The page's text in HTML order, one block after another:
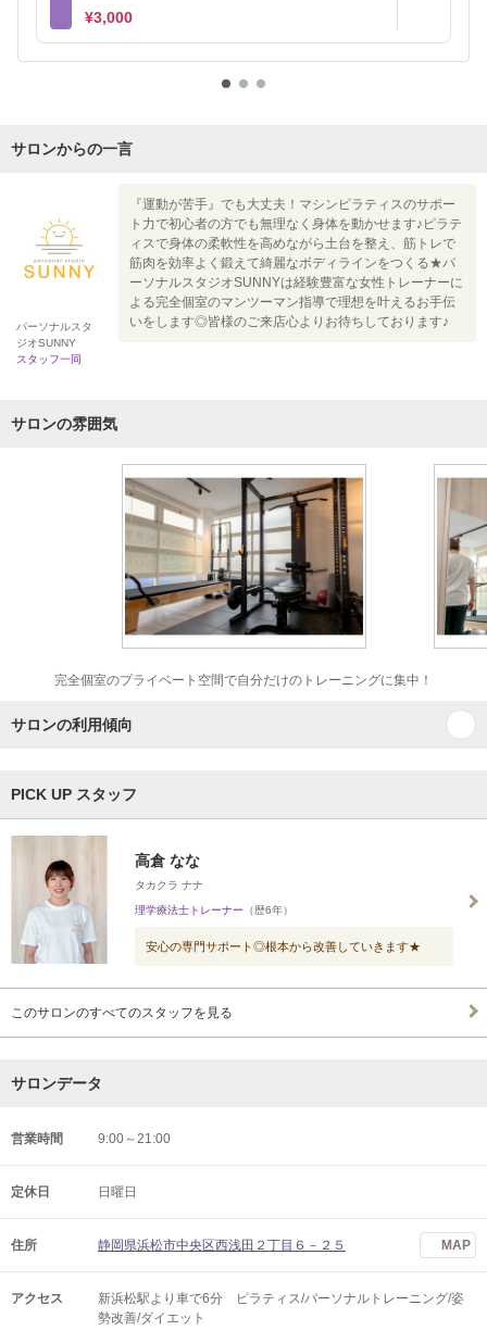
¥3,000
サロンからの一言
パーソナルスタ
ジオSUNNY
スタッフ一同
『運動が苦手』でも大丈夫！マシンピラティスのサポー
ト力で初心者の方でも無理なく身体を動かせます♪ピラテ
ィスで身体の柔軟性を高めながら土台を整え、筋トレで
筋肉を効率よく鍛えて綺麗なボディラインをつくる★パ
ーソナルスタジオSUNNYは経験豊富な女性トレーナーに
よる完全個室のマンツーマン指導で理想を叶えるお手伝
いをします◎皆様のご来店心よりお待ちしております♪
サロンの雰囲気
完全個室のプライベート空間で自分だけのトレーニングに集中！
サロンの利用傾向
PICK UP スタッフ
高倉 なな
タカクラ ナナ
理学療法士トレーナー （歴6年）
安心の専門サポート◎根本から改善していきます★
このサロンのすべてのスタッフを見る
サロンデータ
営業時間 9:00～21:00
定休日 日曜日
住所 静岡県浜松市中央区西浅田２丁目６－２５ MAP
アクセス
新浜松駅より車で6分 ピラティス/パーソナルトレーニング/姿
勢改善/ダイエット